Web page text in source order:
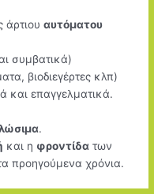
άρτιουαυτόματου
συμβατικά)
βιοδιεγέρτες κλπ)
και επαγγελματικά.
.
και η φροντίδα των
προηγούμενα χρόνια.